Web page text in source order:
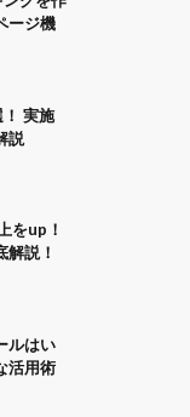
ージ機
実施
説
をup！
解説！
ルはい
活用術